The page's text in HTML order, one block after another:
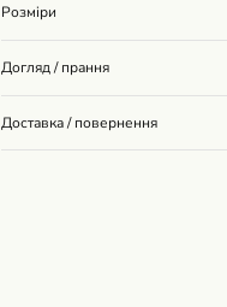
Розміри
Догляд / прання
Доставка / повернення